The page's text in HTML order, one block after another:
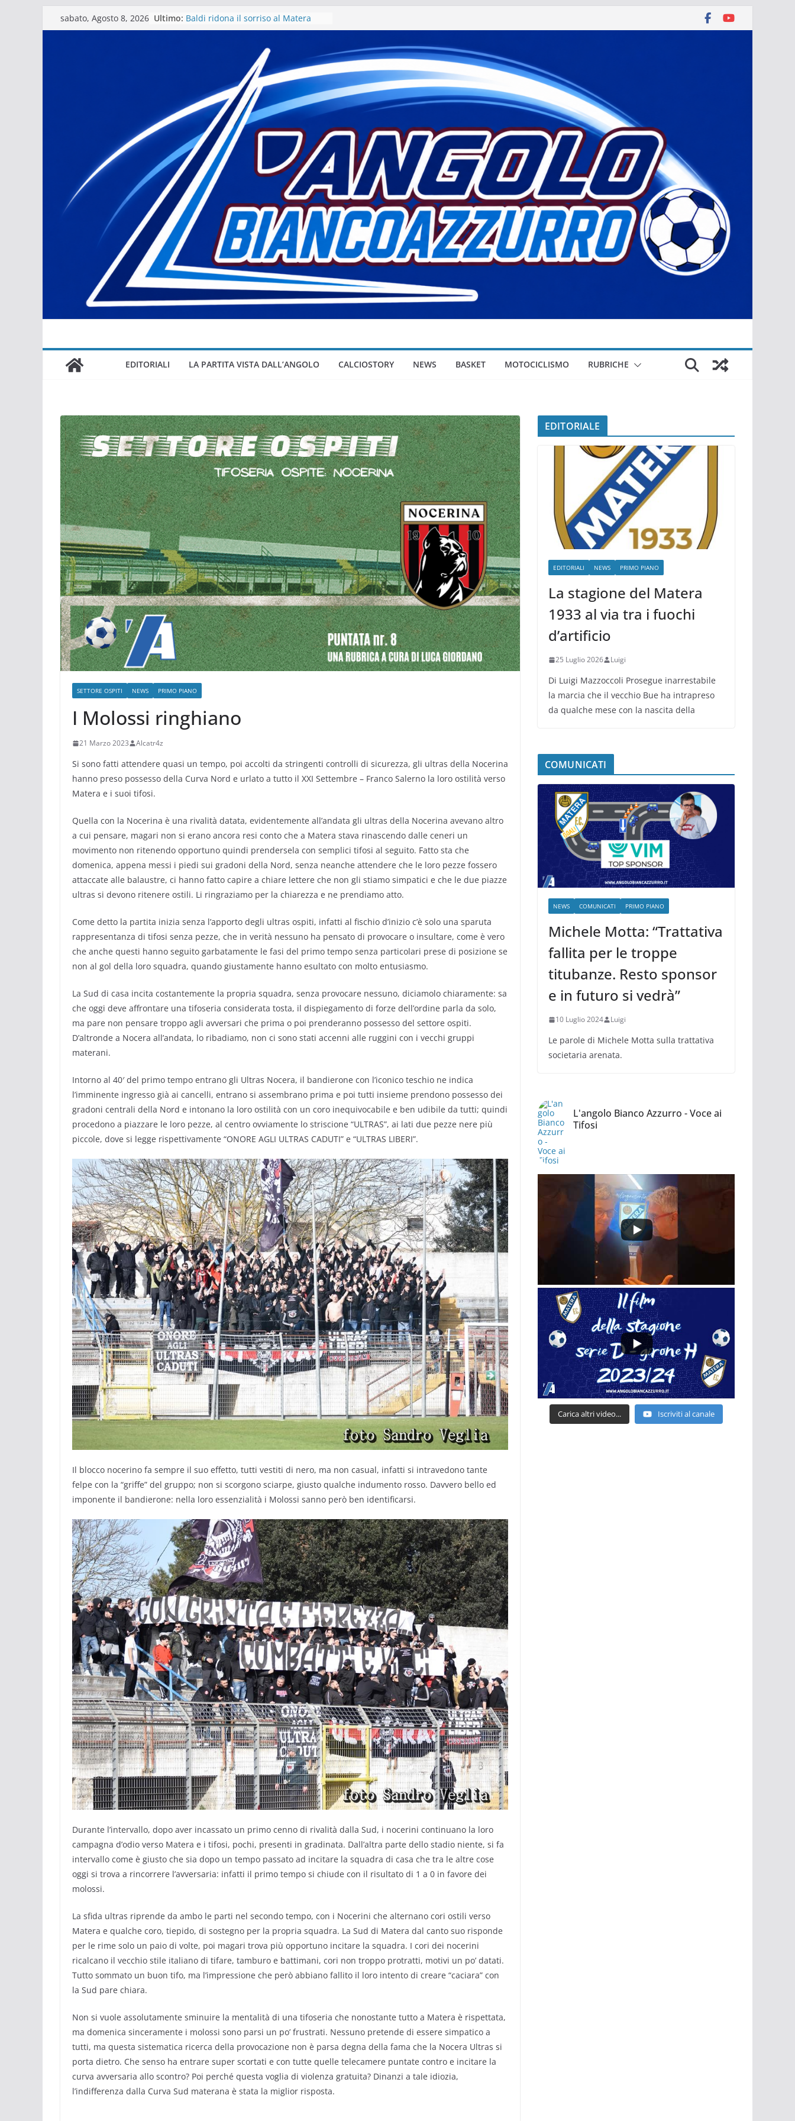
Salta
al
sabato, Agosto 8, 2026 Ultimo: Baldi ridona il sorriso al Matera
La stagione del Matera 1933 al via
Il Matera 1933 al lavoro per un
grande futuro. Video intervista col
presidente Michele Motta
Il Bue rinasce. E Matera sogna
Matera – Palmese “nulla” di fatto
EDITORIALI LA PARTITA VISTA DALL’ANGOLO CALCIOSTORY NEWS BASKET MOTOCICLISMO RUBRICHE
SETTORE OSPITI NEWS PRIMO PIANO
I Molossi ringhiano
21 Marzo 2023 Alcatr4z
Si sono fatti attendere quasi un tempo, poi accolti da stringenti controlli di sicurezza, gli ultras della Nocerina
hanno preso possesso della Curva Nord e urlato a tutto il XXI Settembre – Franco Salerno la loro ostilità verso
Matera e i suoi tifosi.
Quella con la Nocerina è una rivalità datata, evidentemente all’andata gli ultras della Nocerina avevano altro
a cui pensare, magari non si erano ancora resi conto che a Matera stava rinascendo dalle ceneri un
movimento non ritenendo opportuno quindi prendersela con semplici tifosi al seguito. Fatto sta che
domenica, appena messi i piedi sui gradoni della Nord, senza neanche attendere che le loro pezze fossero
attaccate alle balaustre, ci hanno fatto capire a chiare lettere che non gli stiamo simpatici e che le due piazze
ultras si devono ritenere ostili. Li ringraziamo per la chiarezza e ne prendiamo atto.
Come detto la partita inizia senza l’apporto degli ultras ospiti, infatti al fischio d’inizio c’è solo una sparuta
rappresentanza di tifosi senza pezze, che in verità nessuno ha pensato di provocare o insultare, come è vero
che anche questi hanno seguito garbatamente le fasi del primo tempo senza particolari prese di posizione se
non al gol della loro squadra, quando giustamente hanno esultato con molto entusiasmo.
La Sud di casa incita costantemente la propria squadra, senza provocare nessuno, diciamolo chiaramente: sa
che oggi deve affrontare una tifoseria considerata tosta, il dispiegamento di forze dell’ordine parla da solo,
ma pare non pensare troppo agli avversari che prima o poi prenderanno possesso del settore ospiti.
D’altronde a Nocera all’andata, lo ribadiamo, non ci sono stati accenni alle ruggini con i vecchi gruppi
materani.
Intorno al 40′ del primo tempo entrano gli Ultras Nocera, il bandierone con l’iconico teschio ne indica
l’imminente ingresso già ai cancelli, entrano si assembrano prima e poi tutti insieme prendono possesso dei
gradoni centrali della Nord e intonano la loro ostilità con un coro inequivocabile e ben udibile da tutti; quindi
procedono a piazzare le loro pezze, al centro ovviamente lo striscione “ULTRAS”, ai lati due pezze nere più
piccole, dove si legge rispettivamente “ONORE AGLI ULTRAS CADUTI” e “ULTRAS LIBERI”.
Il blocco nocerino fa sempre il suo effetto, tutti vestiti di nero, ma non casual, infatti si intravedono tante
felpe con la “griffe” del gruppo; non si scorgono sciarpe, giusto qualche indumento rosso. Davvero bello ed
imponente il bandierone: nella loro essenzialità i Molossi sanno però ben identificarsi.
Durante l’intervallo, dopo aver incassato un primo cenno di rivalità dalla Sud, i nocerini continuano la loro
campagna d’odio verso Matera e i tifosi, pochi, presenti in gradinata. Dall’altra parte dello stadio niente, si fa
intervallo come è giusto che sia dopo un tempo passato ad incitare la squadra di casa che tra le altre cose
oggi si trova a rincorrere l’avversaria: infatti il primo tempo si chiude con il risultato di 1 a 0 in favore dei
molossi.
La sfida ultras riprende da ambo le parti nel secondo tempo, con i Nocerini che alternano cori ostili verso
Matera e qualche coro, tiepido, di sostegno per la propria squadra. La Sud di Matera dal canto suo risponde
per le rime solo un paio di volte, poi magari trova più opportuno incitare la squadra. I cori dei nocerini
ricalcano il vecchio stile italiano di tifare, tamburo e battimani, cori non troppo protratti, motivi un po’ datati.
Tutto sommato un buon tifo, ma l’impressione che però abbiano fallito il loro intento di creare “caciara” con
la Sud pare chiara.
Non si vuole assolutamente sminuire la mentalità di una tifoseria che nonostante tutto a Matera è rispettata,
ma domenica sinceramente i molossi sono parsi un po’ frustrati. Nessuno pretende di essere simpatico a
tutti, ma questa sistematica ricerca della provocazione non è parsa degna della fama che la Nocera Ultras si
porta dietro. Che senso ha entrare super scortati e con tutte quelle telecamere puntate contro e incitare la
curva avversaria allo scontro? Poi perché questa voglia di violenza gratuita? Dinanzi a tale idiozia,
l’indifferenza dalla Curva Sud materana è stata la miglior risposta.
EDITORIALE
EDITORIALI NEWS PRIMO PIANO
La stagione del Matera
1933 al via tra i fuochi
d’artificio
25 Luglio 2026 Luigi
Di Luigi Mazzoccoli Prosegue inarrestabile
la marcia che il vecchio Bue ha intrapreso
da qualche mese con la nascita della
COMUNICATI
NEWS COMUNICATI PRIMO PIANO
Michele Motta: “Trattativa
fallita per le troppe
titubanze. Resto sponsor
e in futuro si vedrà”
10 Luglio 2024 Luigi
Le parole di Michele Motta sulla trattativa
societaria arenata.
L'angolo Bianco Azzurro - Voce ai
Tifosi
Carica altri video... Iscriviti al canale